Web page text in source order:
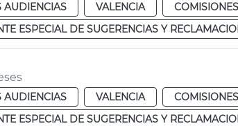
AUDIENCIAS VALENCIA
ESPECIAL DE SUGERENCIAS Y
AUDIENCIAS VALENCIA
ESPECIAL DE SUGERENCIAS Y